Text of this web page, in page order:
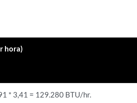
hora)
* 3,41 = 129.280 BTU/hr.